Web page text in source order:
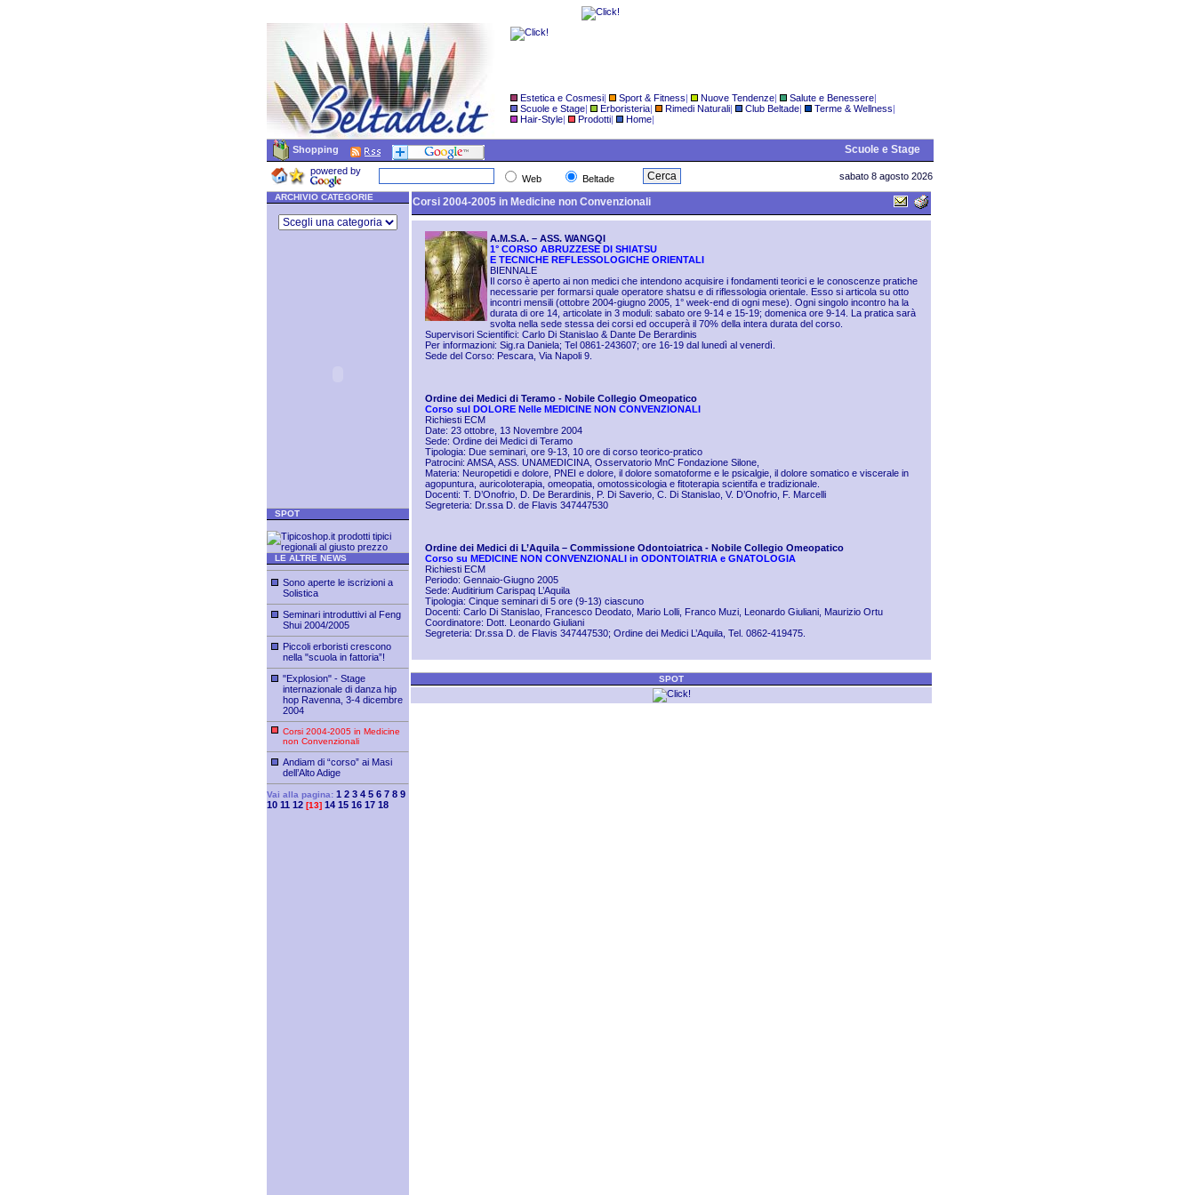
Estetica e Cosmesi| Sport & Fitness| Nuove Tendenze| Salute e Benessere|
Scuole e Stage| Erboristeria| Rimedi Naturali| Club Beltade| Terme & Wellness|
Hair-Style| Prodotti| Home|
Shopping Scuole e Stage
powered by
Web Beltade sabato 8 agosto 2026
ARCHIVIO CATEGORIE
SPOT
LE ALTRE NEWS
Sono aperte le iscrizioni a
Solistica
Seminari introduttivi al Feng
Shui 2004/2005
Piccoli erboristi crescono
nella "scuola in fattoria”!
"Explosion" - Stage
internazionale di danza hip
hop Ravenna, 3-4 dicembre
2004
Corsi 2004-2005 in Medicine
non Convenzionali
Andiam di “corso” ai Masi
dell’Alto Adige
Vai alla pagina: 1 2 3 4 5 6 7 8 9
10 11 12 [13] 14 15 16 17 18
Corsi 2004-2005 in Medicine non Convenzionali
A.M.S.A. – ASS. WANGQI
1° CORSO ABRUZZESE DI SHIATSU
E TECNICHE REFLESSOLOGICHE ORIENTALI
BIENNALE
Il corso è aperto ai non medici che intendono acquisire i fondamenti teorici e le conoscenze pratiche
necessarie per formarsi quale operatore shatsu e di riflessologia orientale. Esso si articola su otto
incontri mensili (ottobre 2004-giugno 2005, 1° week-end di ogni mese). Ogni singolo incontro ha la
durata di ore 14, articolate in 3 moduli: sabato ore 9-14 e 15-19; domenica ore 9-14. La pratica sarà
svolta nella sede stessa dei corsi ed occuperà il 70% della intera durata del corso.
Supervisori Scientifici: Carlo Di Stanislao & Dante De Berardinis
Per informazioni: Sig.ra Daniela; Tel 0861-243607; ore 16-19 dal lunedì al venerdì.
Sede del Corso: Pescara, Via Napoli 9.
Ordine dei Medici di Teramo - Nobile Collegio Omeopatico
Corso sul DOLORE Nelle MEDICINE NON CONVENZIONALI
Richiesti ECM
Date: 23 ottobre, 13 Novembre 2004
Sede: Ordine dei Medici di Teramo
Tipologia: Due seminari, ore 9-13, 10 ore di corso teorico-pratico
Patrocini: AMSA, ASS. UNAMEDICINA, Osservatorio MnC Fondazione Silone,
Materia: Neuropetidi e dolore, PNEI e dolore, il dolore somatoforme e le psicalgie, il dolore somatico e viscerale in
agopuntura, auricoloterapia, omeopatia, omotossicologia e fitoterapia scientifa e tradizionale.
Docenti: T. D’Onofrio, D. De Berardinis, P. Di Saverio, C. Di Stanislao, V. D’Onofrio, F. Marcelli
Segreteria: Dr.ssa D. de Flavis 347447530
Ordine dei Medici di L’Aquila – Commissione Odontoiatrica - Nobile Collegio Omeopatico
Corso su MEDICINE NON CONVENZIONALI in ODONTOIATRIA e GNATOLOGIA
Richiesti ECM
Periodo: Gennaio-Giugno 2005
Sede: Auditirium Carispaq L’Aquila
Tipologia: Cinque seminari di 5 ore (9-13) ciascuno
Docenti: Carlo Di Stanislao, Francesco Deodato, Mario Lolli, Franco Muzi, Leonardo Giuliani, Maurizio Ortu
Coordinatore: Dott. Leonardo Giuliani
Segreteria: Dr.ssa D. de Flavis 347447530; Ordine dei Medici L’Aquila, Tel. 0862-419475.
SPOT